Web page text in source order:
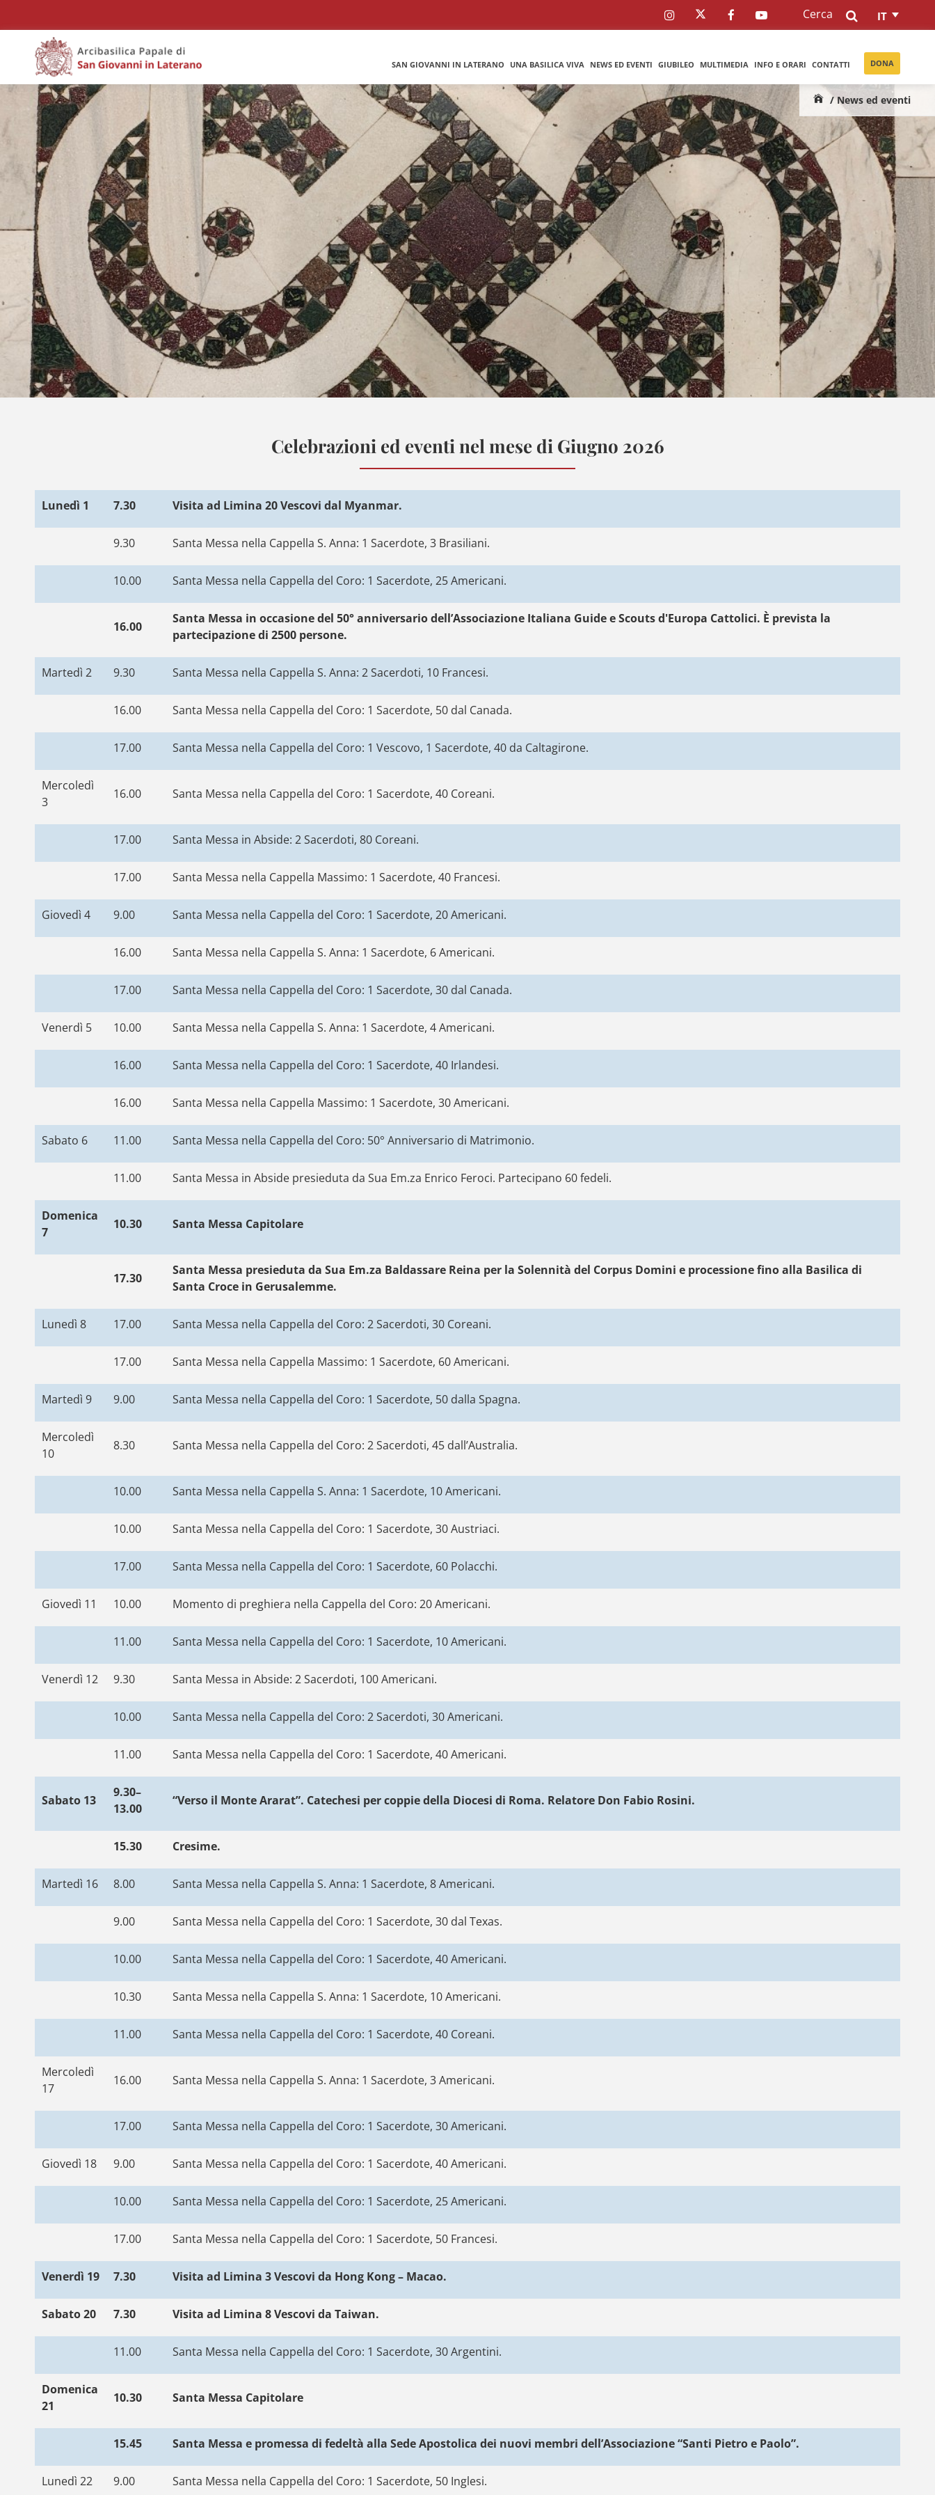
IT
Cerca
SAN GIOVANNI IN LATERANO UNA BASILICA VIVA NEWS ED EVENTI GIUBILEO MULTIMEDIA INFO E ORARI CONTATTI DONA
/ News ed eventi
Celebrazioni ed eventi nel mese di Giugno 2026
Lunedì 1 7.30 Visita ad Limina 20 Vescovi dal Myanmar.
9.30 Santa Messa nella Cappella S. Anna: 1 Sacerdote, 3 Brasiliani.
10.00 Santa Messa nella Cappella del Coro: 1 Sacerdote, 25 Americani.
16.00
Santa Messa in occasione del 50° anniversario dell’Associazione Italiana Guide e Scouts d'Europa Cattolici. È prevista la
partecipazione di 2500 persone.
Martedì 2 9.30 Santa Messa nella Cappella S. Anna: 2 Sacerdoti, 10 Francesi.
16.00 Santa Messa nella Cappella del Coro: 1 Sacerdote, 50 dal Canada.
17.00 Santa Messa nella Cappella del Coro: 1 Vescovo, 1 Sacerdote, 40 da Caltagirone.
Mercoledì
3
16.00 Santa Messa nella Cappella del Coro: 1 Sacerdote, 40 Coreani.
17.00 Santa Messa in Abside: 2 Sacerdoti, 80 Coreani.
17.00 Santa Messa nella Cappella Massimo: 1 Sacerdote, 40 Francesi.
Giovedì 4 9.00 Santa Messa nella Cappella del Coro: 1 Sacerdote, 20 Americani.
16.00 Santa Messa nella Cappella S. Anna: 1 Sacerdote, 6 Americani.
17.00 Santa Messa nella Cappella del Coro: 1 Sacerdote, 30 dal Canada.
Venerdì 5 10.00 Santa Messa nella Cappella S. Anna: 1 Sacerdote, 4 Americani.
16.00 Santa Messa nella Cappella del Coro: 1 Sacerdote, 40 Irlandesi.
16.00 Santa Messa nella Cappella Massimo: 1 Sacerdote, 30 Americani.
Sabato 6 11.00 Santa Messa nella Cappella del Coro: 50° Anniversario di Matrimonio.
11.00 Santa Messa in Abside presieduta da Sua Em.za Enrico Feroci. Partecipano 60 fedeli.
Domenica
7
10.30 Santa Messa Capitolare
17.30
Santa Messa presieduta da Sua Em.za Baldassare Reina per la Solennità del Corpus Domini e processione fino alla Basilica di
Santa Croce in Gerusalemme.
Lunedì 8 17.00 Santa Messa nella Cappella del Coro: 2 Sacerdoti, 30 Coreani.
17.00 Santa Messa nella Cappella Massimo: 1 Sacerdote, 60 Americani.
Martedì 9 9.00 Santa Messa nella Cappella del Coro: 1 Sacerdote, 50 dalla Spagna.
Mercoledì
10
8.30 Santa Messa nella Cappella del Coro: 2 Sacerdoti, 45 dall’Australia.
10.00 Santa Messa nella Cappella S. Anna: 1 Sacerdote, 10 Americani.
10.00 Santa Messa nella Cappella del Coro: 1 Sacerdote, 30 Austriaci.
17.00 Santa Messa nella Cappella del Coro: 1 Sacerdote, 60 Polacchi.
Giovedì 11 10.00 Momento di preghiera nella Cappella del Coro: 20 Americani.
11.00 Santa Messa nella Cappella del Coro: 1 Sacerdote, 10 Americani.
Venerdì 12 9.30 Santa Messa in Abside: 2 Sacerdoti, 100 Americani.
10.00 Santa Messa nella Cappella del Coro: 2 Sacerdoti, 30 Americani.
11.00 Santa Messa nella Cappella del Coro: 1 Sacerdote, 40 Americani.
Sabato 13
9.30–
13.00
“Verso il Monte Ararat”. Catechesi per coppie della Diocesi di Roma. Relatore Don Fabio Rosini.
15.30 Cresime.
Martedì 16 8.00 Santa Messa nella Cappella S. Anna: 1 Sacerdote, 8 Americani.
9.00 Santa Messa nella Cappella del Coro: 1 Sacerdote, 30 dal Texas.
10.00 Santa Messa nella Cappella del Coro: 1 Sacerdote, 40 Americani.
10.30 Santa Messa nella Cappella S. Anna: 1 Sacerdote, 10 Americani.
11.00 Santa Messa nella Cappella del Coro: 1 Sacerdote, 40 Coreani.
Mercoledì
17
16.00 Santa Messa nella Cappella S. Anna: 1 Sacerdote, 3 Americani.
17.00 Santa Messa nella Cappella del Coro: 1 Sacerdote, 30 Americani.
Giovedì 18 9.00 Santa Messa nella Cappella del Coro: 1 Sacerdote, 40 Americani.
10.00 Santa Messa nella Cappella del Coro: 1 Sacerdote, 25 Americani.
17.00 Santa Messa nella Cappella del Coro: 1 Sacerdote, 50 Francesi.
Venerdì 19 7.30 Visita ad Limina 3 Vescovi da Hong Kong – Macao.
Sabato 20 7.30 Visita ad Limina 8 Vescovi da Taiwan.
11.00 Santa Messa nella Cappella del Coro: 1 Sacerdote, 30 Argentini.
Domenica
21
10.30 Santa Messa Capitolare
15.45 Santa Messa e promessa di fedeltà alla Sede Apostolica dei nuovi membri dell’Associazione “Santi Pietro e Paolo”.
Lunedì 22 9.00 Santa Messa nella Cappella del Coro: 1 Sacerdote, 50 Inglesi.